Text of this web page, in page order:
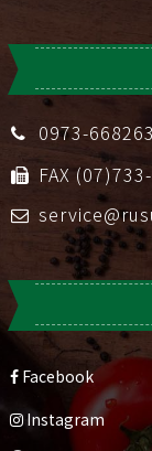
0973-
FAX
Facebook
Instagram